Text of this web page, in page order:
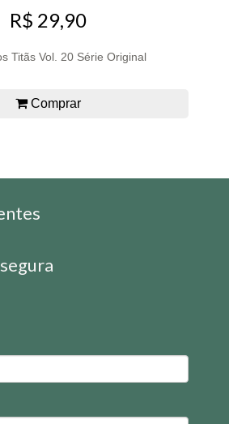
R$ 29,90
Titãs Vol. 20 Série Original
Comprar